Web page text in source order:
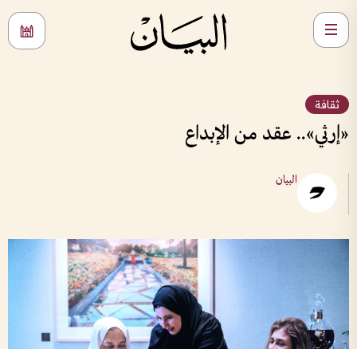
ثقافة
«إرثي».. عقد من الإبداع
البيان